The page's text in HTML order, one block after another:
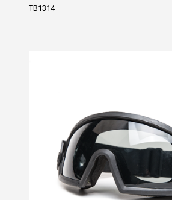
TB1314